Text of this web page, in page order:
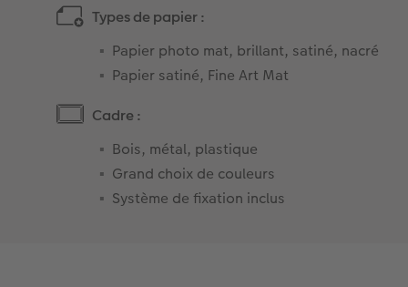
Types de papier :
Papier photo mat, brillant, satiné, nacré
Papier satiné, Fine Art Mat
Cadre :
Bois, métal, plastique
Grand choix de couleurs
Système de fixation inclus